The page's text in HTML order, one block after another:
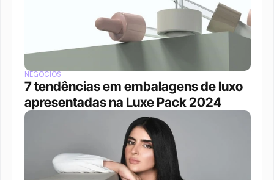
NEGÓCIOS
7 tendências em embalagens de luxo
apresentadas na Luxe Pack 2024